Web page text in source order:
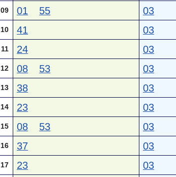
09 01 55 03
10 41 03
11 24 03
12 08 53 03
13 38 03
14 23 03
15 08 53 03
16 37 03
17 23 03